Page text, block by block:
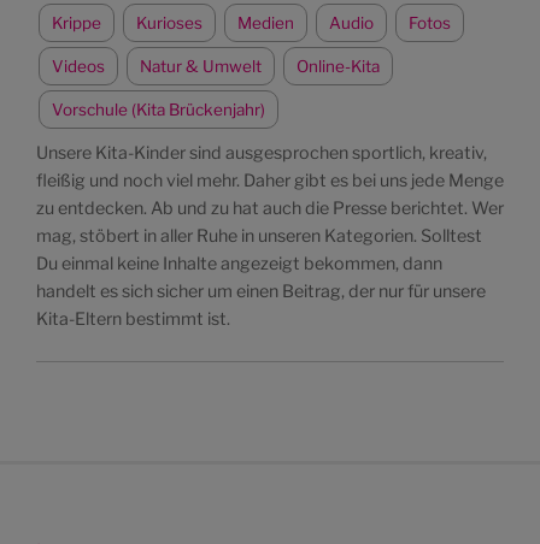
Krippe Kurioses Medien Audio Fotos
Videos Natur & Umwelt Online-Kita
Vorschule (Kita Brückenjahr)
Unsere Kita-Kinder sind ausgesprochen sportlich, kreativ,
fleißig und noch viel mehr. Daher gibt es bei uns jede Menge
zu entdecken. Ab und zu hat auch die Presse berichtet. Wer
mag, stöbert in aller Ruhe in unseren Kategorien. Solltest
Du einmal keine Inhalte angezeigt bekommen, dann
handelt es sich sicher um einen Beitrag, der nur für unsere
Kita-Eltern bestimmt ist.